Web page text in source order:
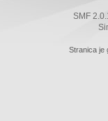
SMF
Stranica je